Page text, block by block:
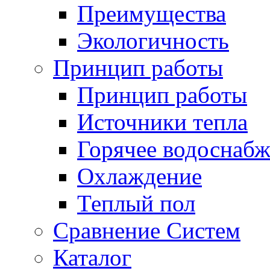
Преимущества
Экологичность
Принцип работы
Принцип работы
Источники тепла
Горячее
Охлаждение
Теплый пол
Сравнение Систем
Каталог